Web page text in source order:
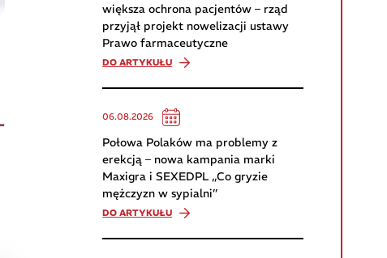
większa ochrona pacjentów – rząd
przyjął projekt nowelizacji ustawy
Prawo farmaceutyczne
DO ARTYKUŁU
06.08.2026
Połowa Polaków ma problemy z
erekcją – nowa kampania marki
Maxigra i SEXEDPL „Co gryzie
mężczyzn w sypialni”
DO ARTYKUŁU